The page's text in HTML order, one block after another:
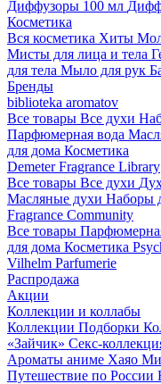
Диффузоры 100 мл
Косметика
Вся косметика Хиты
Мисты для лица и тела
для тела Мыло для рук
Бренды
biblioteka aromatov
Все товары Все духи
Парфюмерная вода
для дома Косметика
Demeter Fragrance Library
Все товары Все духи
Масляные духи Наборы
Fragrance Community
Все товары
для дома Косметика
Vilhelm Parfumerie
Распродажа
Акции
Коллекции и коллабы
Коллекции Подборки
«Зайчик» Секс-
Ароматы аниме Хаяо
Путешествие по России